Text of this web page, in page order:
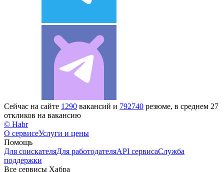
Сейчас на сайте 1290 вакансий и 792740 резюме, в среднем 27
откликов на вакансию
© Habr
О сервисеУслуги и цены
Помощь
Для соискателяДля работодателяAPI сервисаСлужба
поддержки
Все сервисы Хабра